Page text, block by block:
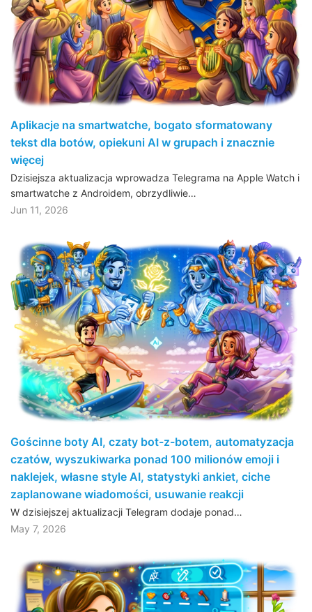
Aplikacje na smartwatche, bogato sformatowany
tekst dla botów, opiekuni AI w grupach i znacznie
więcej
Dzisiejsza aktualizacja wprowadza Telegrama na Apple Watch i
smartwatche z Androidem, obrzydliwie…
Jun 11, 2026
Gościnne boty AI, czaty bot-z-botem, automatyzacja
czatów, wyszukiwarka ponad 100 milionów emoji i
naklejek, własne style AI, statystyki ankiet, ciche
zaplanowane wiadomości, usuwanie reakcji
W dzisiejszej aktualizacji Telegram dodaje ponad…
May 7, 2026